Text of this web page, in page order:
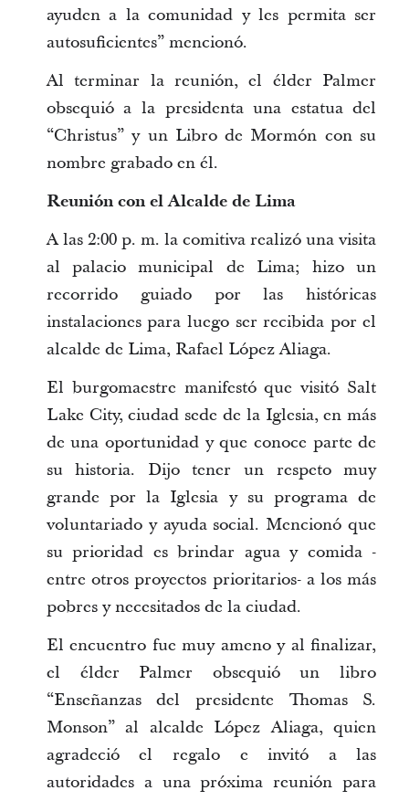
ayuden a la comunidad y les permita ser
autosuficientes” mencionó.
Al terminar la reunión, el élder Palmer
obsequió a la presidenta una estatua del
“Christus” y un Libro de Mormón con su
nombre grabado en él.
Reunión con el Alcalde de Lima
A las 2:00 p. m. la comitiva realizó una visita
al palacio municipal de Lima; hizo un
recorrido guiado por las históricas
instalaciones para luego ser recibida por el
alcalde de Lima, Rafael López Aliaga.
El burgomaestre manifestó que visitó Salt
Lake City, ciudad sede de la Iglesia, en más
de una oportunidad y que conoce parte de
su historia. Dijo tener un respeto muy
grande por la Iglesia y su programa de
voluntariado y ayuda social. Mencionó que
su prioridad es brindar agua y comida -
entre otros proyectos prioritarios- a los más
pobres y necesitados de la ciudad.
El encuentro fue muy ameno y al finalizar,
el élder Palmer obsequió un libro
“Enseñanzas del presidente Thomas S.
Monson” al alcalde López Aliaga, quien
agradeció el regalo e invitó a las
autoridades a una próxima reunión para